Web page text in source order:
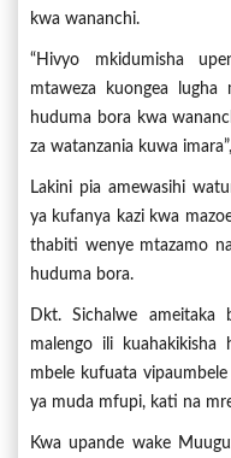
kwa wananchi.
“Hivyo mkidumisha
mtaweza kuongea
huduma bora kwa
za watanzania kuwa
Lakini pia amewasihi
ya kufanya kazi kwa
thabiti wenye mtazamo
huduma bora.
Dkt. Sichalwe
malengo ili kuahakikisha
mbele kufuata
ya muda mfupi, kati na
Kwa upande wake